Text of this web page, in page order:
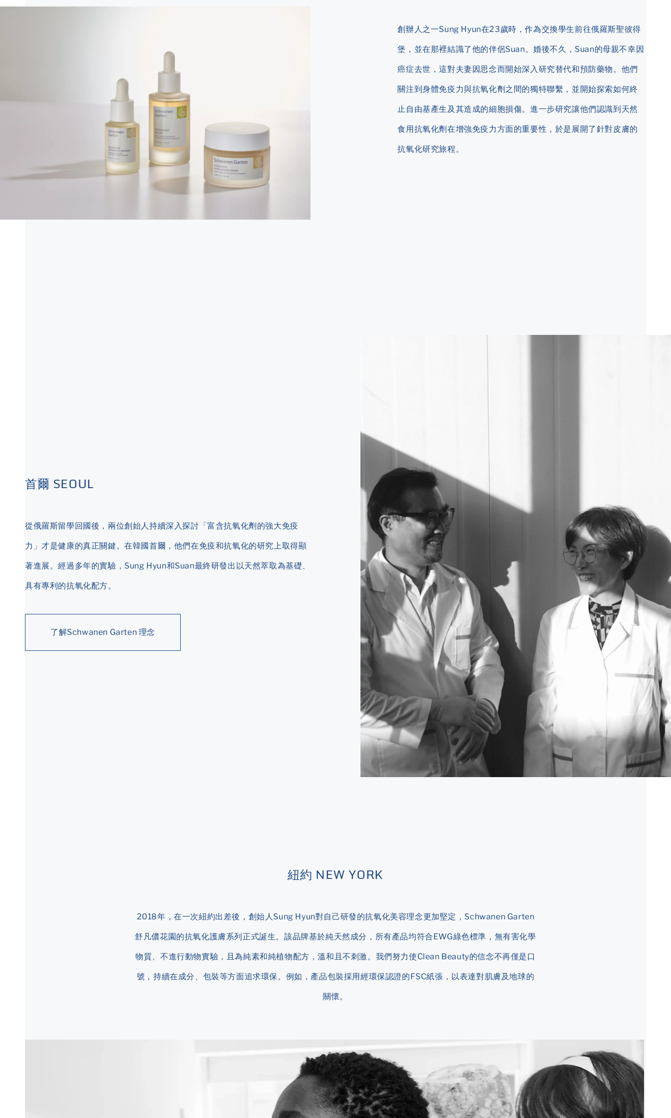
創辦人之一Sung Hyun在23歲時，作為交換學生前往俄羅斯聖彼得
堡，並在那裡結識了他的伴侶Suan。婚後不久，Suan的母親不幸因
癌症去世，這對夫妻因思念而開始深入研究替代和預防藥物。他們
關注到身體免疫力與抗氧化劑之間的獨特聯繫，並開始探索如何終
止自由基產生及其造成的細胞損傷。進一步研究讓他們認識到天然
食用抗氧化劑在增強免疫力方面的重要性，於是展開了針對皮膚的
抗氧化研究旅程。
首爾 SEOUL
從俄羅斯留學回國後，兩位創始人持續深入探討「富含抗氧化劑的強大免疫
力」才是健康的真正關鍵。在韓國首爾，他們在免疫和抗氧化的研究上取得顯
著進展。經過多年的實驗，Sung Hyun和Suan最終研發出以天然萃取為基礎、
具有專利的抗氧化配方。
了解Schwanen Garten 理念
紐約 NEW YORK
2018年，在一次紐約出差後，創始人Sung Hyun對自己研發的抗氧化美容理念更加堅定，Schwanen Garten
舒凡儂花園的抗氧化護膚系列正式誕生。該品牌基於純天然成分，所有產品均符合EWG綠色標準，無有害化學
物質、不進行動物實驗，且為純素和純植物配方，溫和且不刺激。我們努力使Clean Beauty的信念不再僅是口
號，持續在成分、包裝等方面追求環保。例如，產品包裝採用經環保認證的FSC紙張，以表達對肌膚及地球的
關懷。